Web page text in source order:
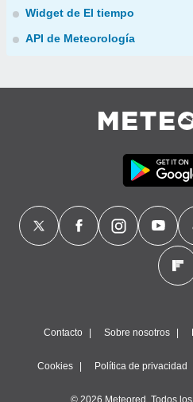
Widget de El tiempo
API de Meteorología
Contacto Sobre nosotros
Cookies Política de privacidad
© 2026 Meteored. Todos